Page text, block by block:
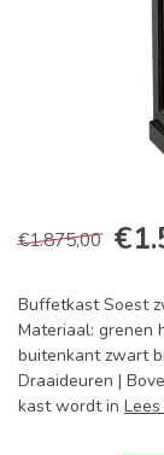
€1.875,00
Buffetkast Soest
Materiaal: grenen
buitenkant zwart
Draaideuren |
kast wordt in